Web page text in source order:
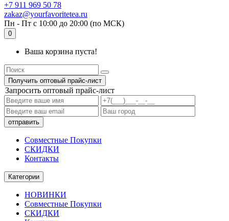
+7 911 969 50 78
zakaz@yourfavoritetea.ru
Пн - Пт с 10:00 до 20:00 (по МСК)
0
Ваша корзина пуста!
Получить оптовый прайс-лист
Запросить оптовый прайс-лист
Совместные Покупки
СКИДКИ
Контакты
Категории
НОВИНКИ
Совместные Покупки
СКИДКИ